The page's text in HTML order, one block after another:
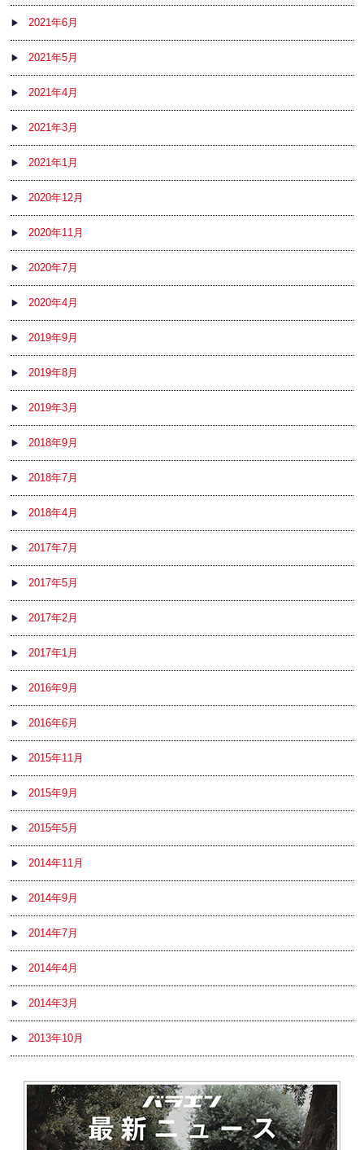
2021年6月
2021年5月
2021年4月
2021年3月
2021年1月
2020年12月
2020年11月
2020年7月
2020年4月
2019年9月
2019年8月
2019年3月
2018年9月
2018年7月
2018年4月
2017年7月
2017年5月
2017年2月
2017年1月
2016年9月
2016年6月
2015年11月
2015年9月
2015年5月
2014年11月
2014年9月
2014年7月
2014年4月
2014年3月
2013年10月